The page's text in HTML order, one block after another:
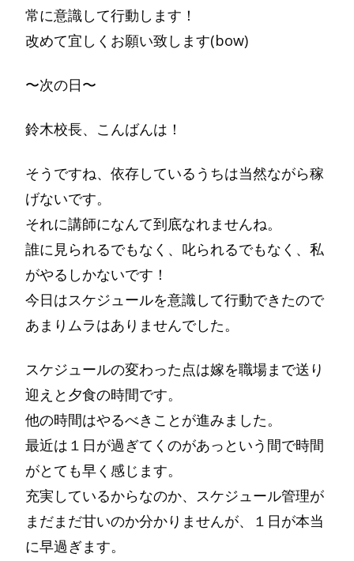
常に意識して行動します！
改めて宜しくお願い致します(bow)
〜次の日〜
鈴木校長、こんばんは！
そうですね、依存しているうちは当然ながら稼
げないです。
それに講師になんて到底なれませんね。
誰に見られるでもなく、叱られるでもなく、私
がやるしかないです！
今日はスケジュールを意識して行動できたので
あまりムラはありませんでした。
スケジュールの変わった点は嫁を職場まで送り
迎えと夕食の時間です。
他の時間はやるべきことが進みました。
最近は１日が過ぎてくのがあっという間で時間
がとても早く感じます。
充実しているからなのか、スケジュール管理が
まだまだ甘いのか分かりませんが、１日が本当
に早過ぎます。